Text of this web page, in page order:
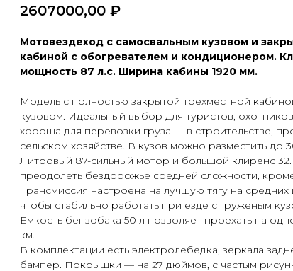
2607000,00 ₽
Мотовездеход с самосвальным кузовом и
кабиной с обогревателем и кондиционером.
мощность 87 л.с. Ширина кабины 1920 мм.
Модель с полностью закрытой трехместной
кузовом. Идеальный выбор для туристов,
хороша для перевозки груза — в строительстве,
сельском хозяйстве. В кузов можно разместить до
Литровый 87-сильный мотор и большой клиренс
преодолеть бездорожье средней сложности,
Трансмиссия настроена на лучшую тягу на средних
чтобы стабильно работать при езде с груженым
Емкость бензобака 50 л позволяет проехать на
км.
В комплектации есть электролебедка, зеркала
бампер. Покрышки — на 27 дюймов, с частым